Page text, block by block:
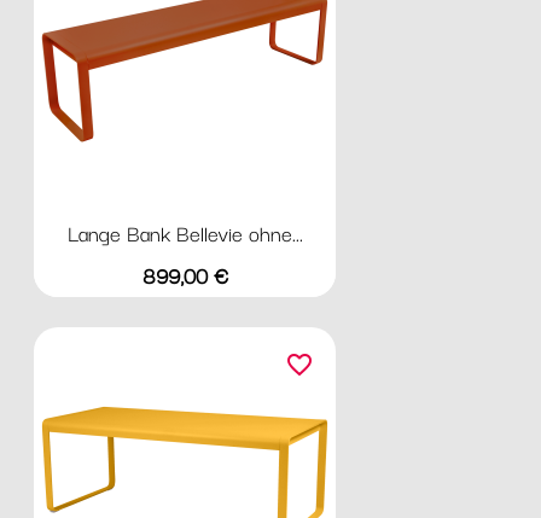
Lange Bank Bellevie ohne...
Preis
899,00 €
favorite_border